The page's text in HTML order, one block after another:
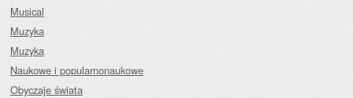
Musical
Muzyka
Muzyka
Naukowe i popularnonaukowe
Obyczaje świata